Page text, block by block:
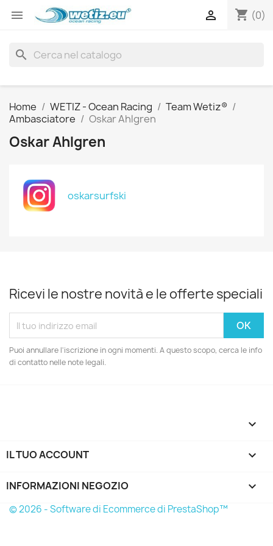
 shopping_cart (0)

search
Home WETIZ - Ocean Racing
Team Wetiz®
Ambasciatore
Oskar Ahlgren
Oskar Ahlgren
oskarsurfski
Ricevi le nostre novità e le offerte speciali
Puoi annullare l'iscrizione in ogni momenti. A questo scopo, cerca le info
di contatto nelle note legali.

IL TUO ACCOUNT 
INFORMAZIONI NEGOZIO keyboard_arrow_down
© 2026 - Software di Ecommerce di PrestaShop™